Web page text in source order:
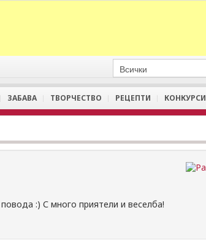
ЗАБАВА ТВОРЧЕСТВО РЕЦЕПТИ КОНКУРСИ
:) С много приятели и веселба!